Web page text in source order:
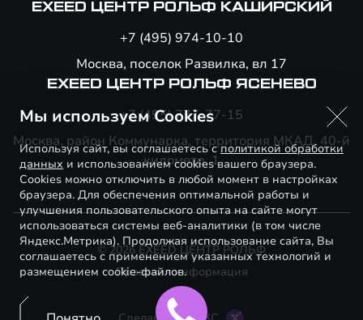
EXEED ЦЕНТР РОЛЬФ КАШИРСКИЙ
+7 (495) 974-10-10
Москва, поселок Развилка, вл 17
EXEED ЦЕНТР РОЛЬФ ЯСЕНЕВО
+7 (495) 777-77-15
Москва, район Коммунарка, территория МКАД, 40-й
километр, 1
© 2026 EXEED ЦЕНТР РОЛЬФ
Правовая информация
Мы используем Cookies
Используя сайт, вы соглашаетесь сполитикой обработки
данных и использованием cookies вашего браузера.
Cookies можно отключить в любой момент в настройках
браузера. Для обеспечения оптимальной работы и
улучшения пользовательского опыта на сайте могут
использоваться системы веб-аналитики (в том числе
Яндекс.Метрика). Продолжая использование сайта, Вы
соглашаетесь с применением указанных технологий и
размещением cookie-файлов.